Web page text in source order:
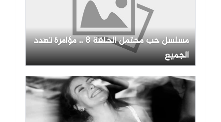
مسلسل حب محتمل الحلقة 8 .. مؤامرة تهدد
الجميع